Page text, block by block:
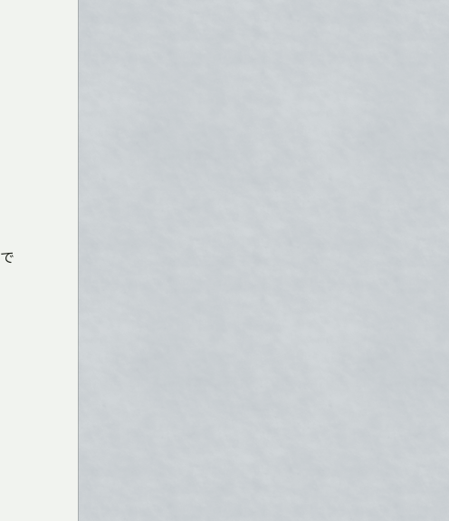
で